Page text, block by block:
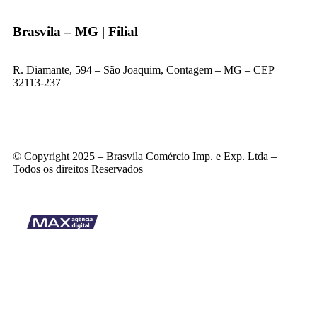
Brasvila – MG | Filial
R. Diamante, 594 – São Joaquim, Contagem – MG – CEP
32113-237
© Copyright 2025 – Brasvila Comércio Imp. e Exp. Ltda –
Todos os direitos Reservados